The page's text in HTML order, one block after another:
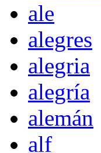
ale
alegres
alegria
alegría
alemán
alf